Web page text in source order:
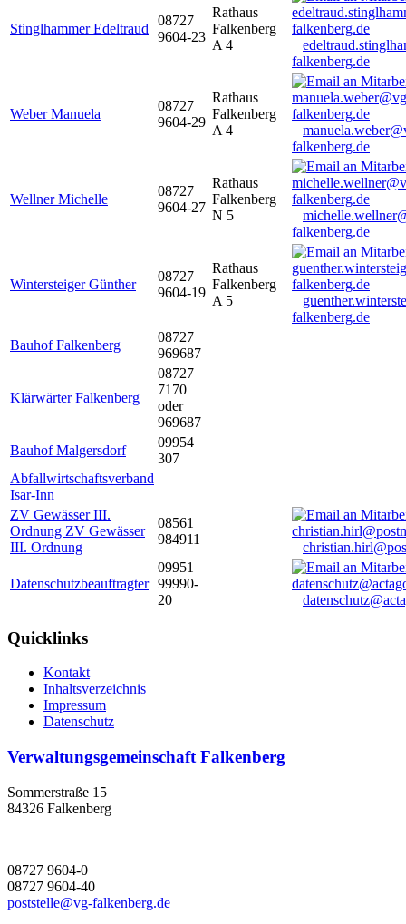
Stinglhammer Edeltraud
08727
9604-23
Rathaus
Falkenberg
A 4
falkenberg.de
Weber Manuela
08727
9604-29
Rathaus
Falkenberg
A 4
falkenberg.de
Wellner Michelle
08727
9604-27
Rathaus
Falkenberg
N 5
falkenberg.de
Wintersteiger Günther
08727
9604-19
Rathaus
Falkenberg
A 5
falkenberg.de
Bauhof Falkenberg
08727
969687
Klärwärter Falkenberg
08727
7170
oder
969687
Bauhof Malgersdorf
09954
307
Abfallwirtschaftsverband
Isar-Inn
ZV Gewässer III.
Ordnung ZV Gewässer
III. Ordnung
08561
984911
Datenschutzbeauftragter
09951
99990-
20
Quicklinks
Kontakt
Inhaltsverzeichnis
Impressum
Datenschutz
Verwaltungsgemeinschaft Falkenberg
Sommerstraße 15
84326 Falkenberg
08727 9604-0
08727 9604-40
poststelle@vg-falkenberg.de